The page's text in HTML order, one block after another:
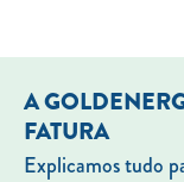
A
FATURA
Explicamos tudo